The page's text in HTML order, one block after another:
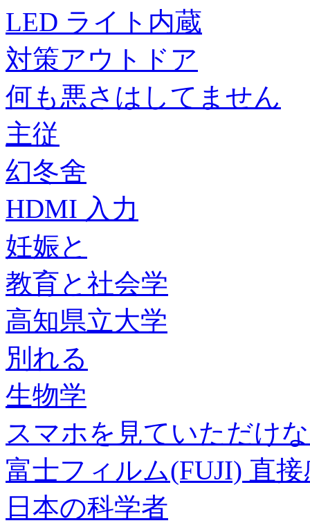
LED ライト内蔵
対策アウトドア
何も悪さはしてません
主従
幻冬舍
HDMI 入力
妊娠と
教育と社会学
高知県立大学
別れる
生物学
スマホを見ていただけ
富士フィルム(FUJI) 直
日本の科学者